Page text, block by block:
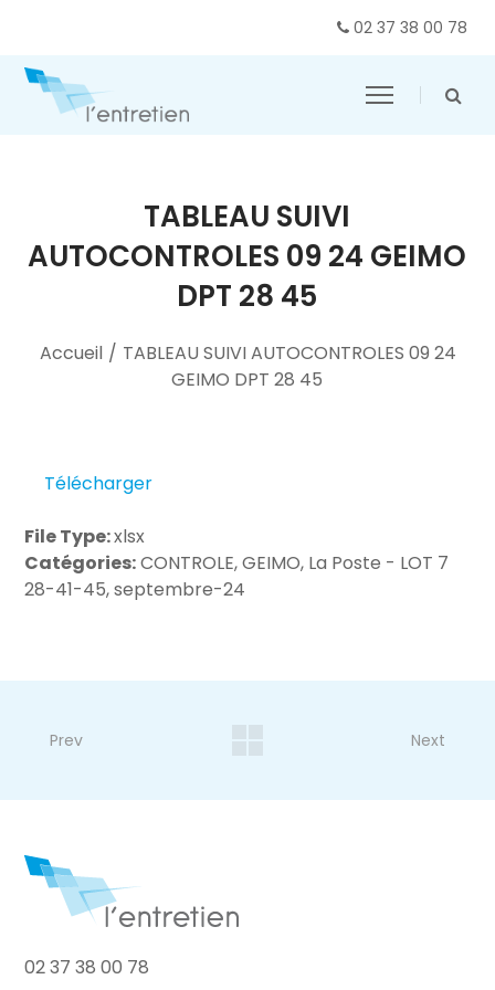
02 37 38 00 78
TABLEAU SUIVI
AUTOCONTROLES 09 24 GEIMO
DPT 28 45
Accueil / TABLEAU SUIVI AUTOCONTROLES 09 24
GEIMO DPT 28 45
Télécharger
File Type:xlsx
Catégories:CONTROLE, GEIMO, La Poste - LOT 7
28-41-45, septembre-24
Prev Next
02 37 38 00 78